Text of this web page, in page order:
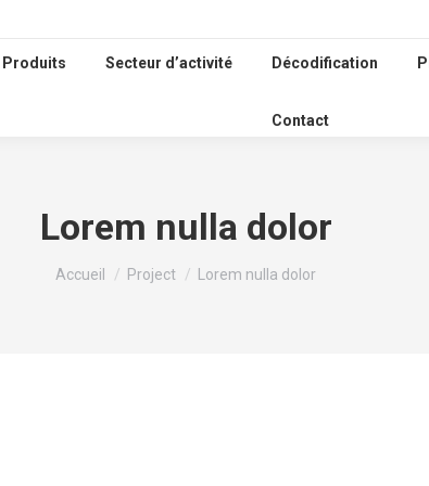
Produits Secteur d’activité Décodification
Contact
Lorem nulla dolor
Vous êtes ici :
Accueil Project Lorem nulla dolor